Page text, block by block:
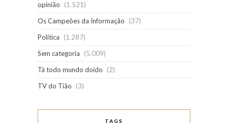
opinião
(1.521)
Os Campeões da Informação
(37)
Política
(1.287)
Sem categoria
(5.009)
Tá todo mundo doido
(2)
TV do Tião
(3)
TAGS